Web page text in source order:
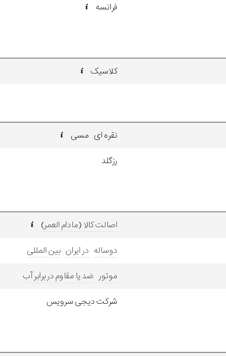
فرانسه
کلاسیک
نقره ای مسی
رزگلد
اصالت کالا (مادام العمر)
دوساله در ایران بین المللی
موتور ضد یا مقاوم در برابر آب
شرکت دیجی سرویس